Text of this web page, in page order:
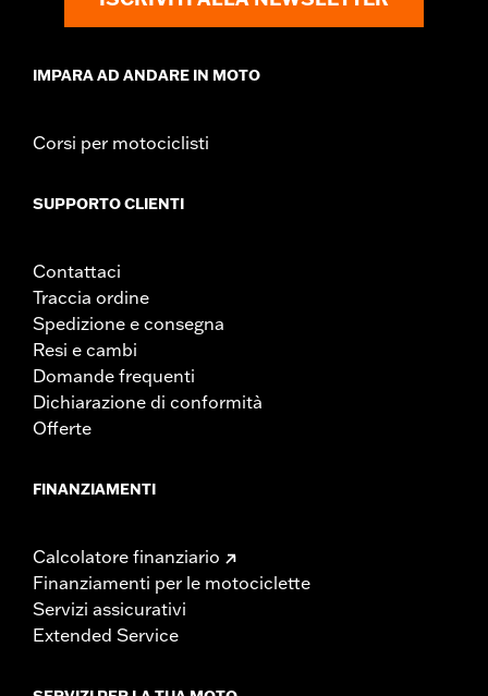
IMPARA AD ANDARE IN MOTO
Corsi per motociclisti
SUPPORTO CLIENTI
Contattaci
Traccia ordine
Spedizione e consegna
Resi e cambi
Domande frequenti
Dichiarazione di conformità
Offerte
FINANZIAMENTI
Calcolatore finanziario
Finanziamenti per le motociclette
Servizi assicurativi
Extended Service